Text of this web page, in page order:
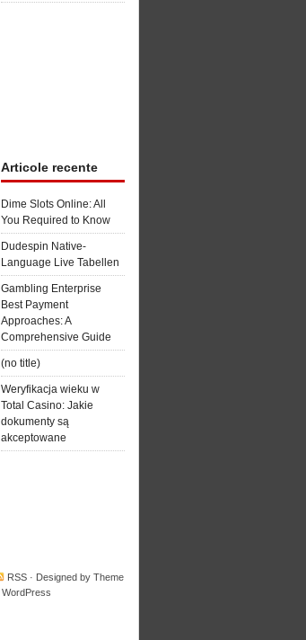
Articole recente
Dime Slots Online: All
You Required to Know
Dudespin Native-
Language Live Tabellen
Gambling Enterprise
Best Payment
Approaches: A
Comprehensive Guide
(no title)
Weryfikacja wieku w
Total Casino: Jakie
dokumenty są
akceptowane
RSS · Designed by Theme
WordPress